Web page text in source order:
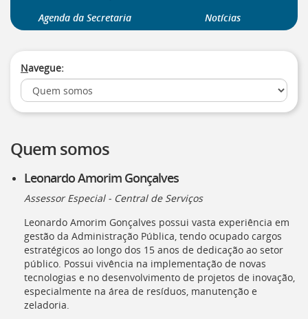
Ir
página
inicial
do
Portal
para
Portal
de
[]
Ir
para
a
lista
de
secretarias
Agenda da Secretaria
Notícias
Navegue:
Quem somos
Leonardo Amorim Gonçalves
Assessor Especial - Central de Serviços
Leonardo Amorim Gonçalves possui vasta experiência em
gestão da Administração Pública, tendo ocupado cargos
estratégicos ao longo dos 15 anos de dedicação ao setor
público. Possui vivência na implementação de novas
tecnologias e no desenvolvimento de projetos de inovação,
especialmente na área de resíduos, manutenção e
zeladoria.